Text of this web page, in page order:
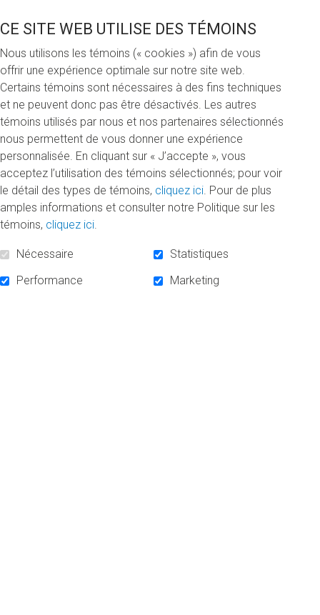
Les allocutions de Stéphane Pallage, recteur de l'UQAM, et
de Philippe Rainville, président du conseil d’administration
de la Fondation de l’UQAM ont ensuite résonné
d’enthousiasme dans l’audience. Le recteur a déclaré avec
conviction : « Les bourses remises ne sont pas que
récompenses pour des réalisations passées ; elles sont
des symboles forts qui célèbrent votre personne et votre
cheminement.».
« Cette année, nous avons remis 881 bourses pour un
montant de plus de 2 millions de dollars. Depuis la création
de notre fondation en 1976, soit depuis 48 ans, plus de 44
millions de dollars ont été attribués sous forme de bourses!
», a annoncé quant à lui M. Philippe Rainville.
En 2023-2024, 22 bourses ont été créées dont :
une bourse
CE SITE WEB UTILISE DES TÉMOINS
Nous utilisons les témoins (« cookies ») afin de vous
offrir une expérience optimale sur notre site web.
Certains témoins sont nécessaires à des fins techniques
et ne peuvent donc pas être désactivés. Les autres
témoins utilisés par nous et nos partenaires sélectionnés
nous permettent de vous donner une expérience
personnalisée. En cliquant sur « J’accepte », vous
acceptez l’utilisation des témoins sélectionnés; pour voir
le détail des types de témoins, cliquez ici. Pour de plus
amples informations et consulter notre Politique sur les
témoins, cliquez ici.
Nécessaire
Statistiques
Performance
Marketing